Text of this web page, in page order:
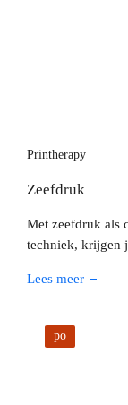
Printherapy
Zeefdruk
Met zeefdruk als
techniek, krijgen
symbolen en
de workshop zien
ambachtelijke
Lees meer
po